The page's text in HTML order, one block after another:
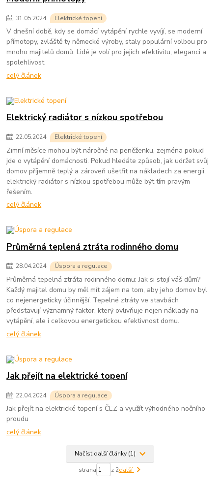
31.05.2024 Elektrické topení
V dnešní době, kdy se domácí vytápění rychle vyvíjí, se moderní
přímotopy, zvláště ty německé výroby, staly populární volbou pro
mnoho majitelů domů. Lidé je volí pro jejich efektivitu, eleganci a
spolehlivost.
celý článek
Elektrický radiátor s nízkou spotřebou
22.05.2024 Elektrické topení
Zimní měsíce mohou být náročné na peněženku, zejména pokud
jde o vytápění domácnosti. Pokud hledáte způsob, jak udržet svůj
domov příjemně teplý a zároveň ušetřit na nákladech za energii,
elektrický radiátor s nízkou spotřebou může být tím pravým
řešením.
celý článek
Průměrná teplená ztráta rodinného domu
28.04.2024 Úspora a regulace
Průměrná tepelná ztráta rodinného domu: Jak si stojí váš dům?
Každý majitel domu by měl mít zájem na tom, aby jeho domov byl
co nejenergeticky účinnější. Tepelné ztráty ve stavbách
představují významný faktor, který ovlivňuje nejen náklady na
vytápění, ale i celkovou energetickou efektivnost domu.
celý článek
Jak přejít na elektrické topení
22.04.2024 Úspora a regulace
Jak přejít na elektrické topení s ČEZ a využít výhodného nočního
proudu
celý článek
Načíst další články (1)
strana z 2další